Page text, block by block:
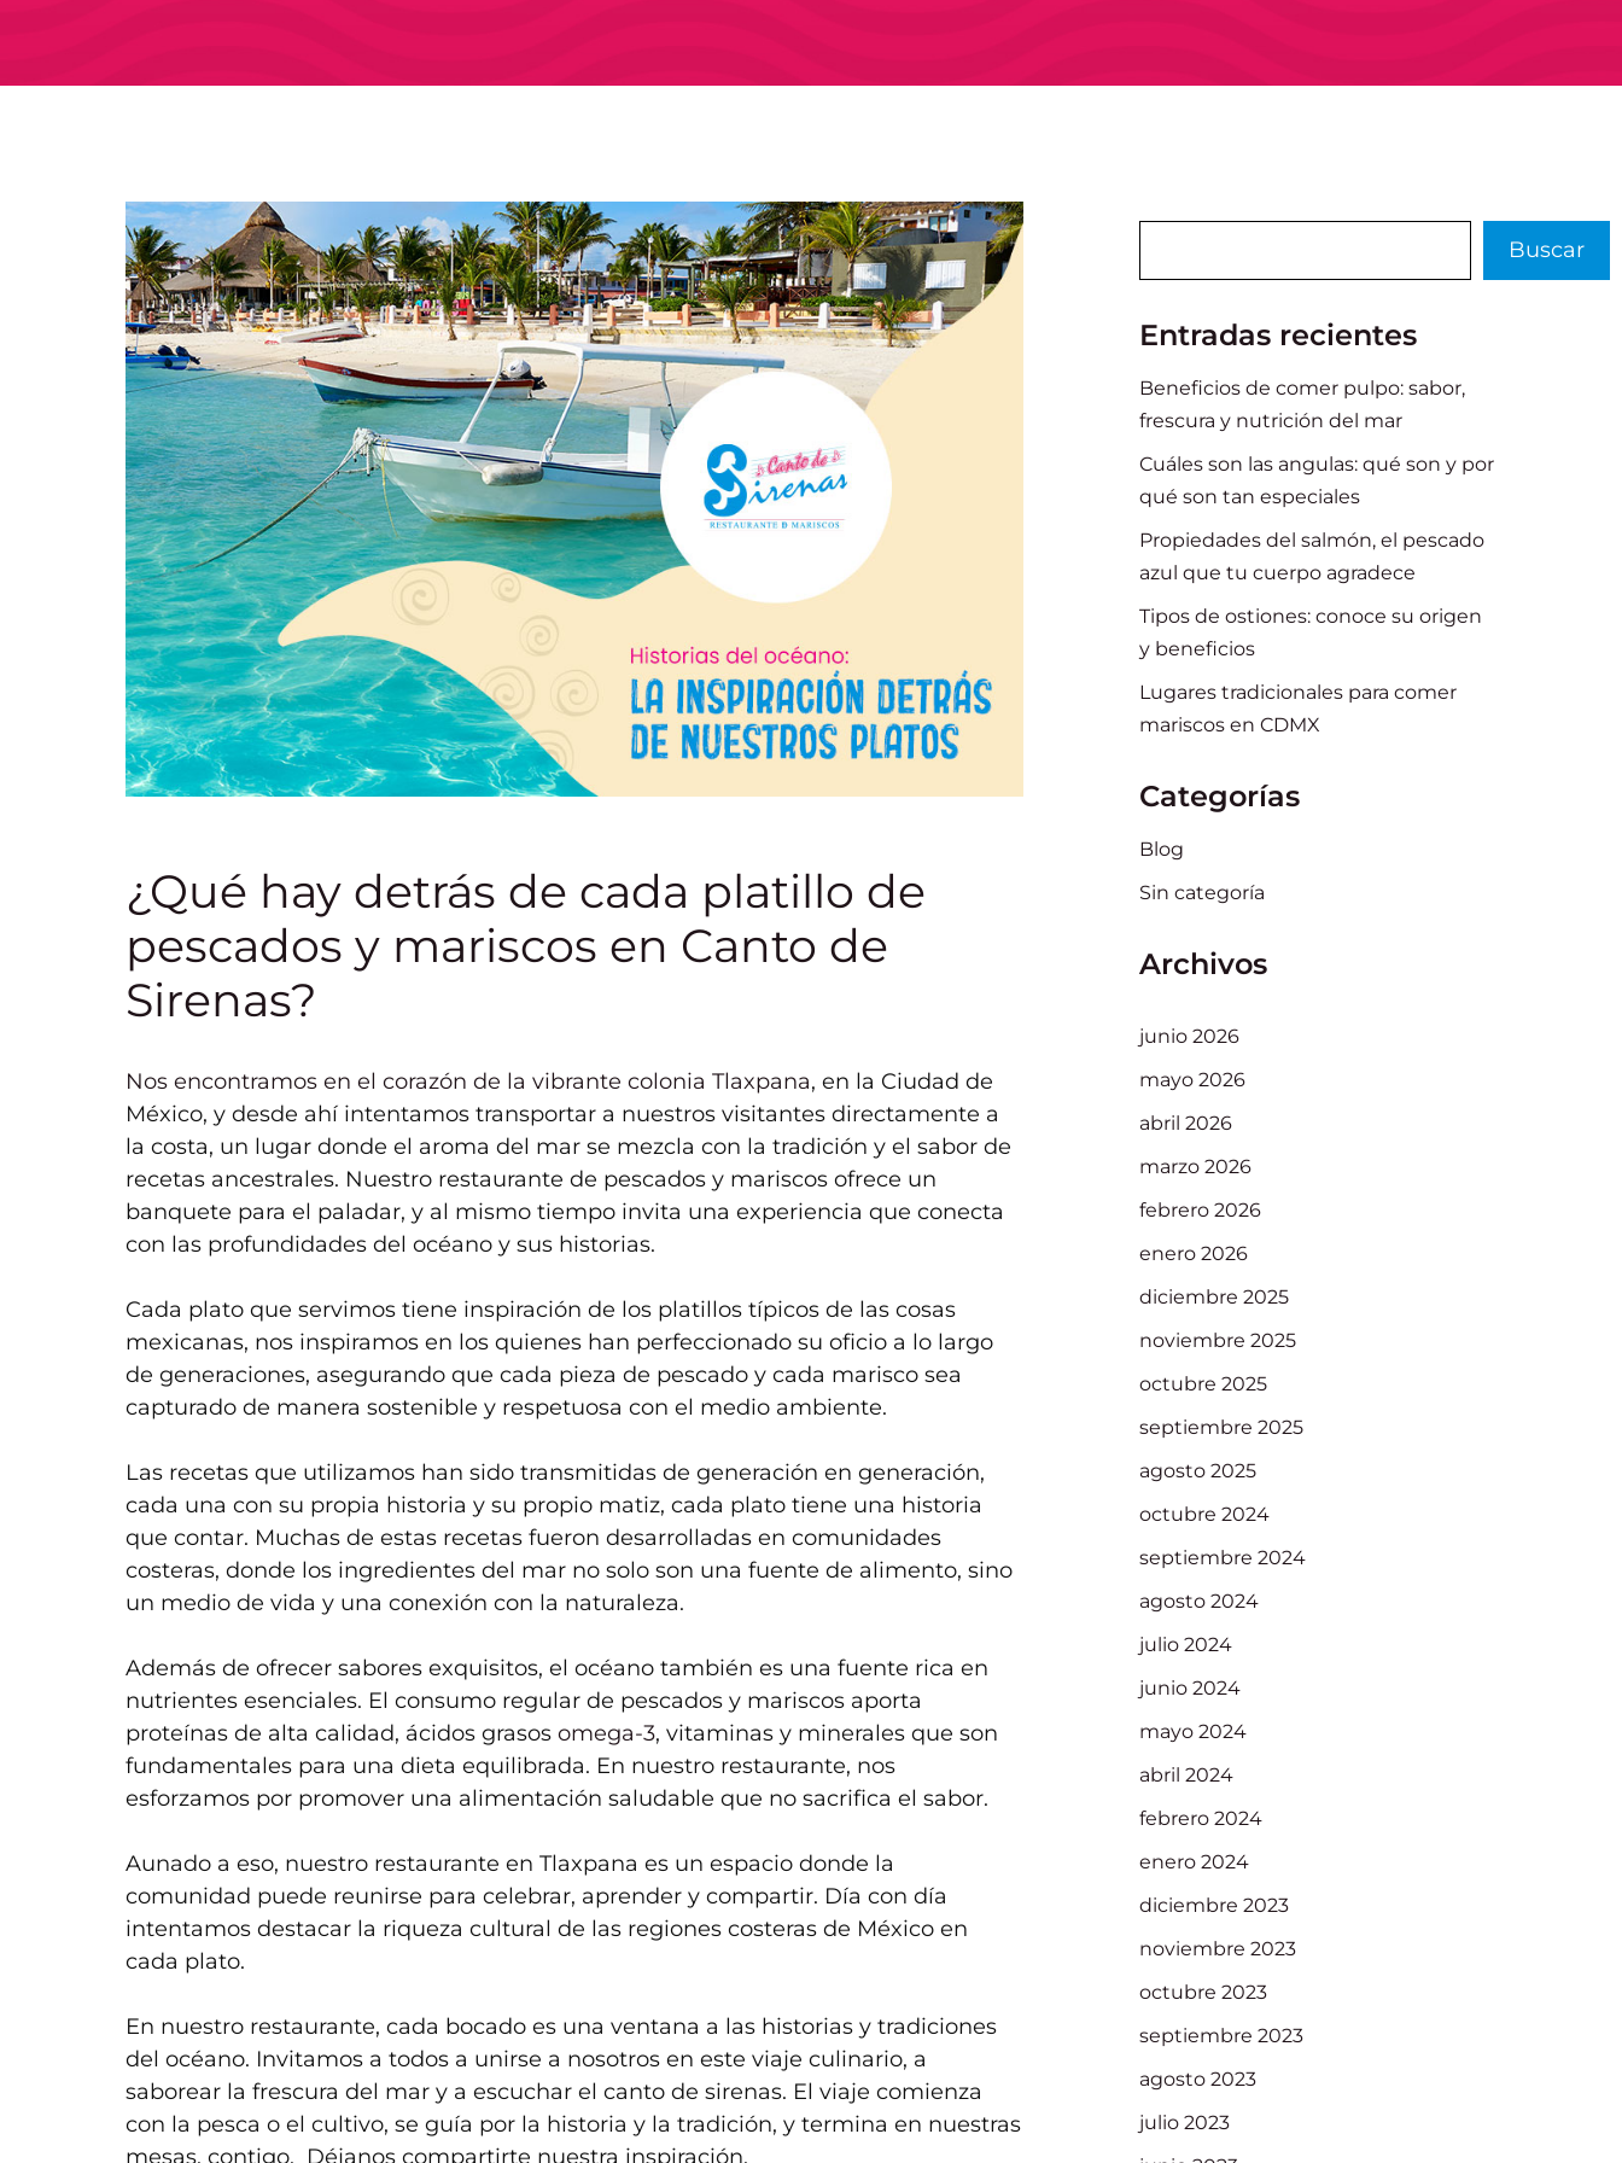
¿Qué hay detrás de cada platillo de
pescados y mariscos en Canto de
Sirenas?
Nos encontramos en el corazón de la vibrante colonia Tlaxpana, en la Ciudad de
México, y desde ahí intentamos transportar a nuestros visitantes directamente a
la costa, un lugar donde el aroma del mar se mezcla con la tradición y el sabor de
recetas ancestrales. Nuestro restaurante de pescados y mariscos ofrece un
banquete para el paladar, y al mismo tiempo invita una experiencia que conecta
con las profundidades del océano y sus historias.
Cada plato que servimos tiene inspiración de los platillos típicos de las cosas
mexicanas, nos inspiramos en los quienes han perfeccionado su oficio a lo largo
de generaciones, asegurando que cada pieza de pescado y cada marisco sea
capturado de manera sostenible y respetuosa con el medio ambiente.
Las recetas que utilizamos han sido transmitidas de generación en generación,
cada una con su propia historia y su propio matiz, cada plato tiene una historia
que contar. Muchas de estas recetas fueron desarrolladas en comunidades
costeras, donde los ingredientes del mar no solo son una fuente de alimento, sino
un medio de vida y una conexión con la naturaleza.
Además de ofrecer sabores exquisitos, el océano también es una fuente rica en
nutrientes esenciales. El consumo regular de pescados y mariscos aporta
proteínas de alta calidad, ácidos grasos omega-3, vitaminas y minerales que son
fundamentales para una dieta equilibrada. En nuestro restaurante, nos
esforzamos por promover una alimentación saludable que no sacrifica el sabor.
Aunado a eso, nuestro restaurante en Tlaxpana es un espacio donde la
comunidad puede reunirse para celebrar, aprender y compartir. Día con día
intentamos destacar la riqueza cultural de las regiones costeras de México en
cada plato.
En nuestro restaurante, cada bocado es una ventana a las historias y tradiciones
del océano. Invitamos a todos a unirse a nosotros en este viaje culinario, a
saborear la frescura del mar y a escuchar el canto de sirenas. El viaje comienza
con la pesca o el cultivo, se guía por la historia y la tradición, y termina en nuestras
mesas, contigo. Déjanos compartirte nuestra inspiración.
Buscar
Entradas recientes
Beneficios de comer pulpo: sabor,
frescura y nutrición del mar
Cuáles son las angulas: qué son y por
qué son tan especiales
Propiedades del salmón, el pescado
azul que tu cuerpo agradece
Tipos de ostiones: conoce su origen
y beneficios
Lugares tradicionales para comer
mariscos en CDMX
Categorías
Blog
Sin categoría
Archivos
junio 2026
mayo 2026
abril 2026
marzo 2026
febrero 2026
enero 2026
diciembre 2025
noviembre 2025
octubre 2025
septiembre 2025
agosto 2025
octubre 2024
septiembre 2024
agosto 2024
julio 2024
junio 2024
mayo 2024
abril 2024
febrero 2024
enero 2024
diciembre 2023
noviembre 2023
octubre 2023
septiembre 2023
agosto 2023
julio 2023